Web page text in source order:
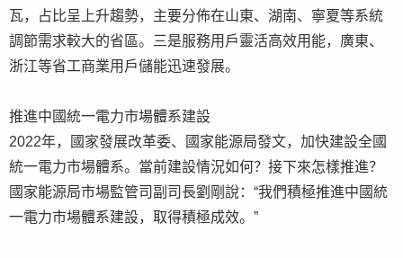
瓦，占比呈上升趨勢，主要分佈在山東、湖南、寧夏等系統
調節需求較大的省區。三是服務用戶靈活高效用能，廣東、
浙江等省工商業用戶儲能迅速發展。
推進中國統一電力市場體系建設
2022年，國家發展改革委、國家能源局發文，加快建設全國
統一電力市場體系。當前建設情況如何？接下來怎樣推進？
國家能源局市場監管司副司長劉剛說：“我們積極推進中國統
一電力市場體系建設，取得積極成效。”